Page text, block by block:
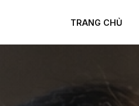
TRANG CHỦ